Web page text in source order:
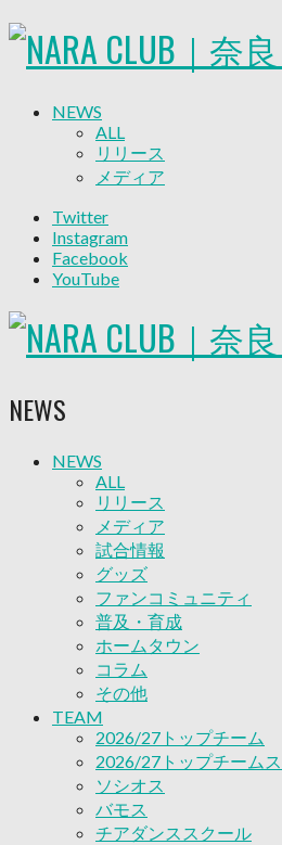
NEWS
ALL
リリース
メディア
グッズ
ファンコミュニティ
普及・育成
コラム
その他
バモス
チアダンススクール
ボランティアチーム「
ビクトリーロード
HOMEGAME
観戦ルール＆マナー
ホームゲーム運営管理規
Jリーグ運営管理規定
写真・動画使用ガイドラ
ロートフィールド奈良
SCHEDULE
2026/27
練習見学時のファンサ
TICKET
奈良クラブ明治安田J3
奈良クラブ明治安田Ｊ
観戦ルール＆マナー
Twitter
Instagram
Facebook
YouTube
NEWS
NEWS
ALL
リリース
メディア
試合情報
グッズ
ファンコミュニティ
普及・育成
ホームタウン
コラム
その他
TEAM
2026/27トップチーム
2026/27トップチーム
ソシオス
バモス
チアダンススクール